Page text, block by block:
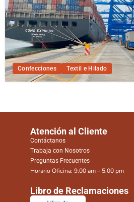
Confecciones Textil e Hilado
Atención al Cliente
Contáctanos
Trabaja con Nosotros
Preguntas Frecuentes
Horario Oficina: 9.00 am – 5.00 pm
Libro de Reclamaciones